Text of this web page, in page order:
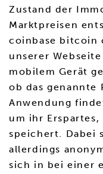
Zustand der
Marktpreisen
coinbase bitcoin
unserer
mobilem Gerät
ob das genannte
Anwendung
um ihr
speichert. Dabei
allerdings
sich in bei einer